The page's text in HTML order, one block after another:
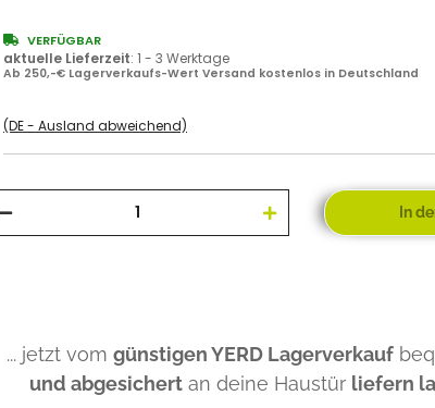
VERFÜGBAR
aktuelle Lieferzeit: 1 - 3 Werktage
Ab 250,-€ Lagerverkaufs-Wert Versand kostenlos in Deutschland
(DE - Ausland abweichend)
In
... jetzt vom günstigen YERD Lagerverkauf
und abgesichert an deine Haustür liefern